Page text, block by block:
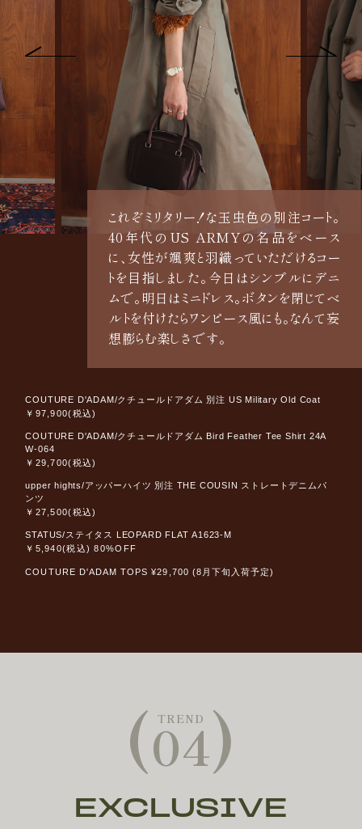
これぞミリタリー！な玉虫色の別注コート。
40年代のUS ARMYの名品をベース
に、女性が颯爽と羽織っていただけるコー
トを目指しました。今日はシンプルにデニ
ムで。明日はミニドレス。ボタンを閉じてベ
ルトを付けたらワンピース風にも。なんて妄
想膨らむ楽しさです。
COUTURE D'ADAM/クチュールドアダム 別注 US Military Old Coat
￥97,900(税込)
COUTURE D'ADAM/クチュールドアダム Bird Feather Tee Shirt 24A
W-064
￥29,700(税込)
upper hights/アッパーハイツ 別注 THE COUSIN ストレートデニムパ
ンツ
￥27,500(税込)
STATUS/ステイタス LEOPARD FLAT A1623-M
￥5,940(税込) 80%OFF
COUTURE D'ADAM TOPS ¥29,700 (8月下旬入荷予定)
( TREND
04)
EXCLUSIVE